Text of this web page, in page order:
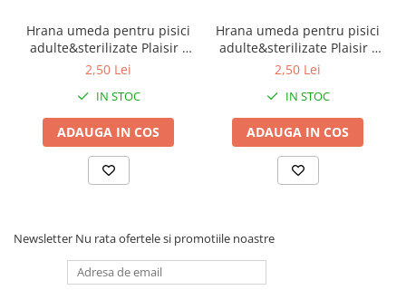
Hrana umeda pentru pisici
adulte&sterilizate Plaisir -
vita&curcan 100g
2,50 Lei
IN STOC
ADAUGA IN COS
Hrana umeda pentru pisici
adulte&sterilizate Plaisir -
pui&ficat 100g
2,50 Lei
IN STOC
ADAUGA IN COS
Newsletter Nu rata ofertele si promotiile noastre